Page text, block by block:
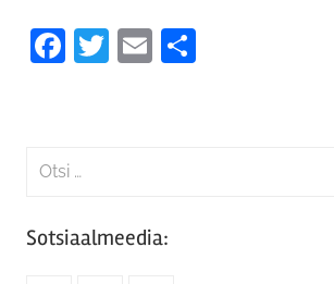
Facebook
Twitter
Email
Search
Sotsiaalmeedia: